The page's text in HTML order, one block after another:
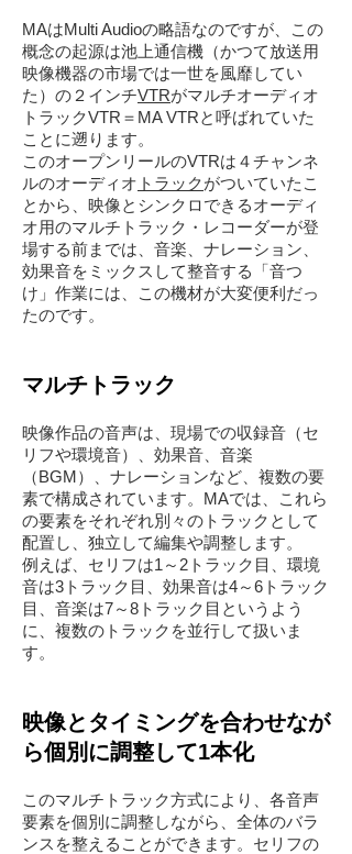
MAはMulti Audioの略語なのですが、この
概念の起源は池上通信機（かつて放送用
映像機器の市場では一世を風靡してい
た）の２インチVTRがマルチオーディオ
トラックVTR＝MA VTRと呼ばれていた
ことに遡ります。
このオープンリールのVTRは４チャンネ
ルのオーディオ トラックがついていたこ
とから、映像とシンクロできるオーディ
オ用のマルチトラック・レコーダーが登
場する前までは、音楽、ナレーション、
効果音をミックスして整音する「音つ
け」作業には、この機材が大変便利だっ
たのです。
マルチトラック
映像作品の音声は、現場での収録音（セ
リフや環境音）、 効果音
音楽
（BGM）
ナレーションなど、複数の要
素で構成されています。MAでは、これら
の要素をそれぞれ別々のトラックとして
配置し、独立して編集や調整します。
例えば、セリフは1～2トラック目、環境
音は3トラック目、効果音は4～6トラック
目、音楽は7～8トラック目というよう
に、複数のトラックを並行して扱いま
す。
映像とタイミングを合わせなが
ら個別に調整して1本化
このマルチトラック方式により、各音声
要素を個別に調整しながら、全体のバラ
ンスを整えることができます。セリフの